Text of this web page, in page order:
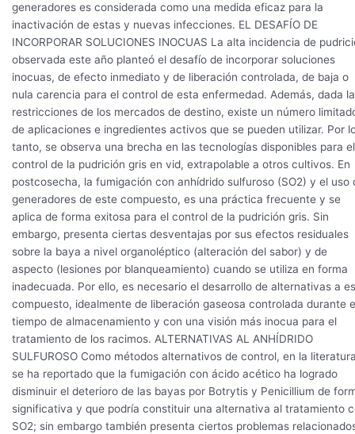
generadores es considerada como una medida eficaz para la
inactivación de estas y nuevas infecciones. EL DESAFÍO DE
INCORPORAR SOLUCIONES INOCUAS La alta incidencia de
observada este año planteó el desafío de incorporar soluciones
inocuas, de efecto inmediato y de liberación controlada, de baja o
nula carencia para el control de esta enfermedad. Además, dada
restricciones de los mercados de destino, existe un número
de aplicaciones e ingredientes activos que se pueden utilizar. Por
tanto, se observa una brecha en las tecnologías disponibles para el
control de la pudrición gris en vid, extrapolable a otros cultivos. En
postcosecha, la fumigación con anhídrido sulfuroso (SO2) y el uso
generadores de este compuesto, es una práctica frecuente y se
aplica de forma exitosa para el control de la pudrición gris. Sin
embargo, presenta ciertas desventajas por sus efectos residuales
sobre la baya a nivel organoléptico (alteración del sabor) y de
aspecto (lesiones por blanqueamiento) cuando se utiliza en forma
inadecuada. Por ello, es necesario el desarrollo de alternativas a
compuesto, idealmente de liberación gaseosa controlada durante
tiempo de almacenamiento y con una visión más inocua para el
tratamiento de los racimos. ALTERNATIVAS AL ANHÍDRIDO
SULFUROSO Como métodos alternativos de control, en la
se ha reportado que la fumigación con ácido acético ha logrado
disminuir el deterioro de las bayas por Botrytis y Penicillium de
significativa y que podría constituir una alternativa al tratamiento
SO2; sin embargo también presenta ciertos problemas